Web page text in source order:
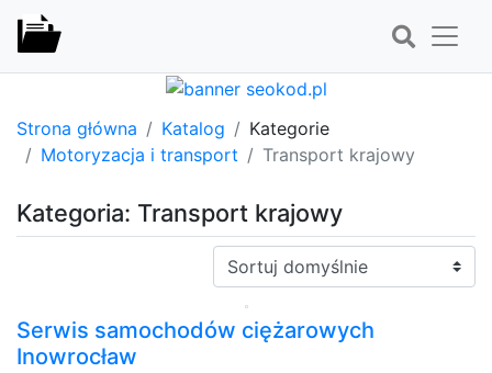
Strona główna Katalog
Kategorie
Motoryzacja i transport
Transport krajowy
Kategoria: Transport krajowy
Sortuj:
Serwis samochodów ciężarowych
Inowrocław